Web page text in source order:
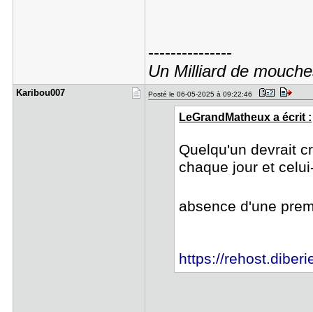
---------------
Un Milliard de
Karibou007 Posté le 06-05-2025 à 09:22:46
LeGrandMatheux a écrit :
Quelqu'un devrait
chaque jour et
absence d'une
https://